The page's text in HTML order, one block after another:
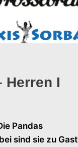
Herren I
Pandas
sind sie zu Gast